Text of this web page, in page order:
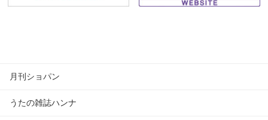
月刊ショパン
うたの雑誌ハンナ